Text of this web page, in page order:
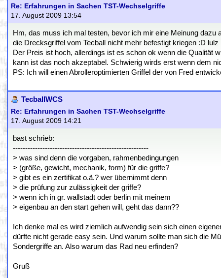
Re: Erfahrungen in Sachen TST-Wechselgriffe
17. August 2009 13:54
Hm, das muss ich mal testen, bevor ich mir eine Meinung
die Drecksgriffel vom Tecball nicht mehr befestigt kriegen :D lulz
Der Preis ist hoch, allerdings ist es schon ok wenn die Qualität
kann ist das noch akzeptabel. Schwierig wirds erst wenn dem
PS: Ich will einen Abrolleroptimierten Griffel der von Fred
TecballWCS
Re: Erfahrungen in Sachen TST-Wechselgriffe
17. August 2009 14:21
bast schrieb:
-------------------------------------------------------
> was sind denn die vorgaben, rahmenbedingungen
> (größe, gewicht, mechanik, form) für die griffe?
> gibt es ein zertifikat o.ä.? wer übernimmt denn
> die prüfung zur zulässigkeit der griffe?
> wenn ich in gr. wallstadt oder berlin mit meinem
> eigenbau an den start gehen will, geht das dann??
Ich denke mal es wird ziemlich aufwendig sein sich einen
dürfte nicht gerade easy sein. Und warum sollte man sich die
Sondergriffe an. Also warum das Rad neu erfinden?
Gruß